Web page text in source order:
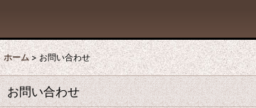
ホーム > お問い合わせ
お問い合わせ